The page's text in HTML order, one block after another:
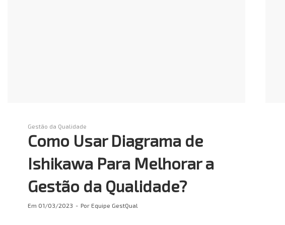
Gestão da Qualidade
Como Usar Diagrama de
Ishikawa Para Melhorar a
Gestão da Qualidade?
Em 01/03/2023 Por Equipe GestQual